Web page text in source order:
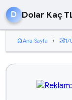
D Dolar Kaç
homeAna Sayfa / currency_exchange